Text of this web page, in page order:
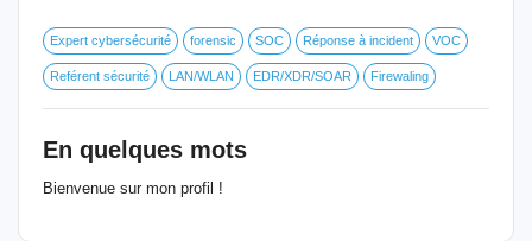
Expert cybersécurité forensic SOC Réponse à incident VOC
Reférent sécurité LAN/WLAN EDR/XDR/SOAR Firewaling
En quelques mots
Bienvenue sur mon profil !